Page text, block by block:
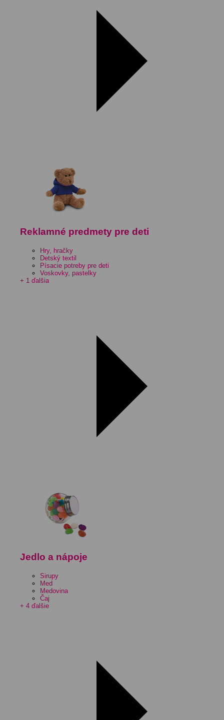
Reklamné predmety pre deti
Hry, hračky
Detský textil
Písacie potreby pre deti
Voskovky, pastelky
+ 1 ďalšia
Jedlo a nápoje
Sirupy
Med
Medovina
Čaj
+ 4 ďalšie